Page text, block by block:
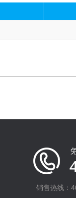
销售热线：